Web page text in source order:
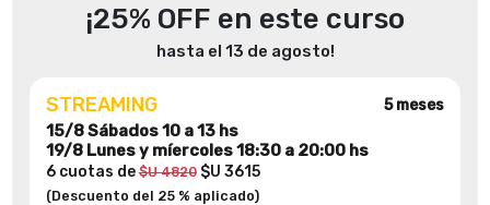
¡25% OFF en este curso
hasta el 13 de agosto!
STREAMING 5 meses
15/8 Sábados 10 a 13 hs
19/8 Lunes y míercoles 18:30 a 20:00 hs
6 cuotas de$U 4820$U 3615
(Descuento del 25 % aplicado)